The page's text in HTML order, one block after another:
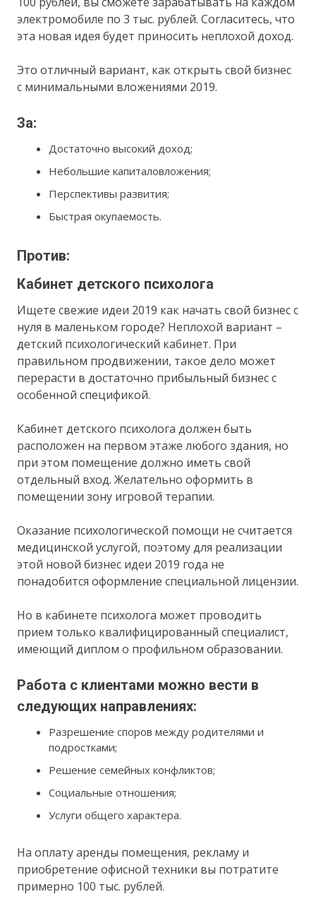
электромобиле по 3 тыс. рублей. Согласитесь, что
эта новая идея будет приносить неплохой доход.
Это отличный вариант, как открыть свой бизнес
с минимальными вложениями 2019.
За:
Достаточно высокий доход;
Небольшие капиталовложения;
Перспективы развития;
Быстрая окупаемость.
Против:
Кабинет детского психолога
Ищете свежие идеи 2019 как начать свой бизнес с
нуля в маленьком городе? Неплохой вариант –
детский психологический кабинет. При
правильном продвижении, такое дело может
перерасти в достаточно прибыльный бизнес с
особенной спецификой.
Кабинет детского психолога должен быть
расположен на первом этаже любого здания, но
при этом помещение должно иметь свой
отдельный вход. Желательно оформить в
помещении зону игровой терапии.
Оказание психологической помощи не считается
медицинской услугой, поэтому для реализации
этой новой бизнес идеи 2019 года не
понадобится оформление специальной лицензии.
Но в кабинете психолога может проводить
прием только квалифицированный специалист,
имеющий диплом о профильном образовании.
Работа с клиентами можно вести в
следующих направлениях:
Разрешение споров между родителями и
подростками;
Решение семейных конфликтов;
Социальные отношения;
Услуги общего характера.
На оплату аренды помещения, рекламу и
приобретение офисной техники вы потратите
примерно 100 тыс. рублей.